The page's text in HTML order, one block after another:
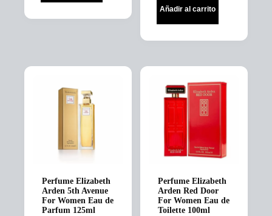
Añadir al carrito
Perfume Elizabeth
Arden 5th Avenue
For Women Eau de
Parfum 125ml
Perfume Elizabeth
Arden Red Door
For Women Eau de
Toilette 100ml